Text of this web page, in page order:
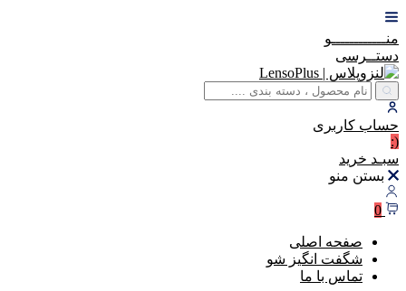
منــــــــــــو
دستــرسی
حساب کاربری
(:
سبـد خرید
بستن منو
0
صفحه اصلی
شگفت انگیز شو
تماس با ما